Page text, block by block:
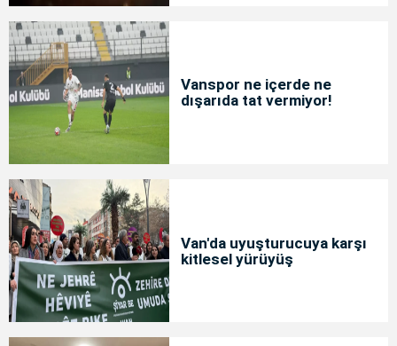
Vanspor ne içerde ne
dışarıda tat vermiyor!
Van'da uyuşturucuya karşı
kitlesel yürüyüş